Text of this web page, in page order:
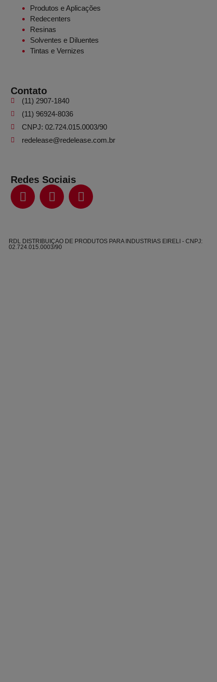
Produtos e Aplicações
Redecenters
Resinas
Solventes e Diluentes
Tintas e Vernizes
Contato
(11) 2907-1840
(11) 96924-8036
CNPJ: 02.724.015.0003/90
redelease@redelease.com.br
Redes Sociais
RDL DISTRIBUIÇAO DE PRODUTOS PARA INDUSTRIAS EIRELI - CNPJ:
02.724.015.0003/90